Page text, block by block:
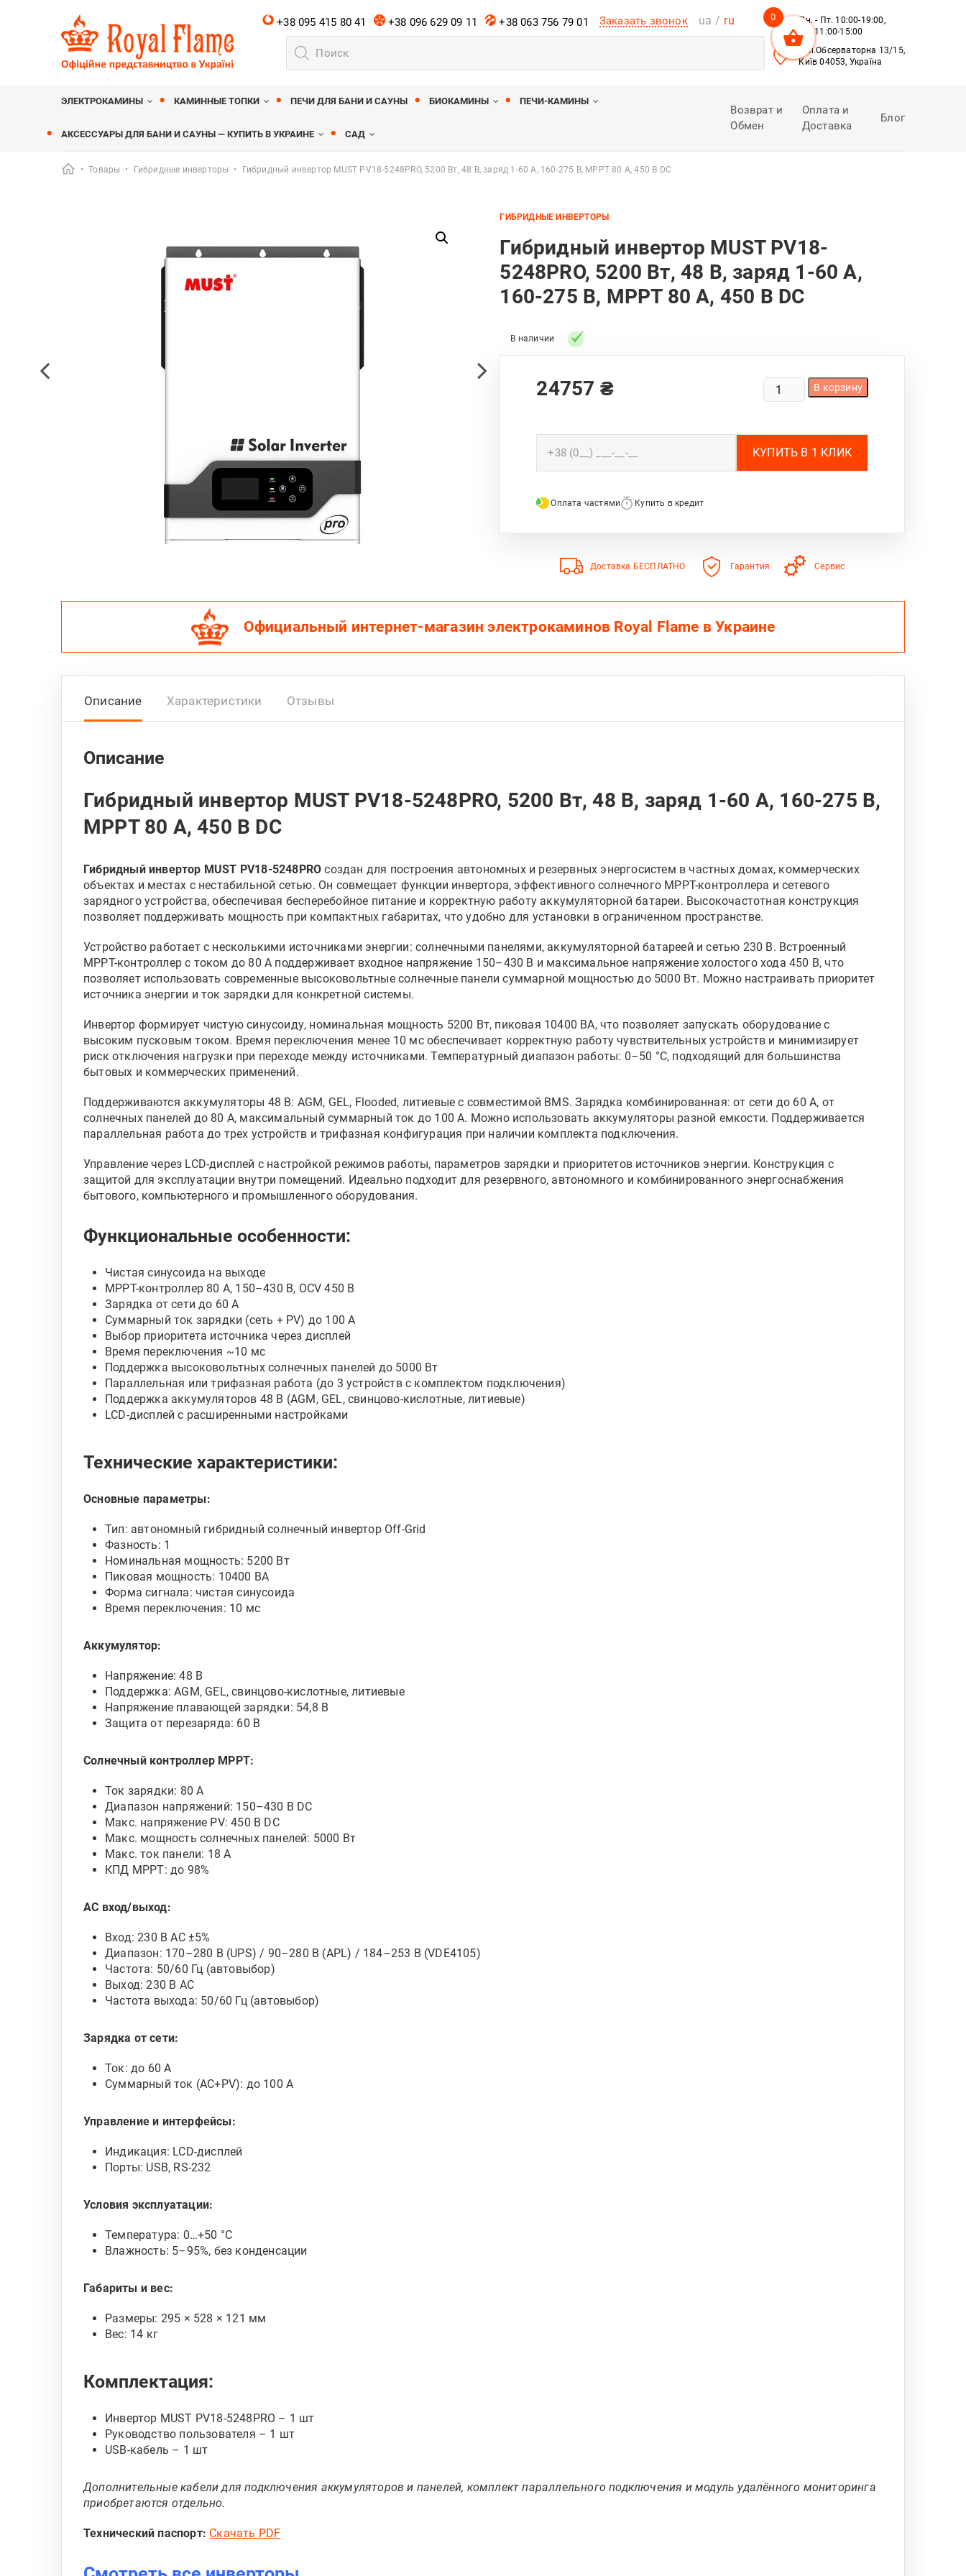
+38 095 415 80 41 +38 096 629 09 11 +38 063 756 79 01 Заказать звонок ua
ru
Поиск
товаров
Пн. - Пт. 10:00-19:00,
Сб. 11:00-15:00
вул.Обсерваторна 13/15,
Київ 04053, Україна
Возврат и
Обмен
Оплата и
Доставка
Блог
ЭЛЕКТРОКАМИНЫ КАМИННЫЕ ТОПКИ ПЕЧИ ДЛЯ БАНИ И САУНЫ БИОКАМИНЫ ПЕЧИ-КАМИНЫ
АКСЕССУАРЫ ДЛЯ БАНИ И САУНЫ — КУПИТЬ В УКРАИНЕ САД
• Товары • Гибридные инверторы • Гибридный инвертор MUST PV18-5248PRO, 5200 Вт, 48 В, заряд 1-60 А, 160-275 В, MPPT 80 А, 450 В DC
ГИБРИДНЫЕ ИНВЕРТОРЫ
Гибридный инвертор MUST PV18-
5248PRO, 5200 Вт, 48 В, заряд 1-60 А,
160-275 В, MPPT 80 А, 450 В DC
В наличии
24757 ₴
КОЛИЧЕСТВО
ТОВАРА
ИНВЕРТОР
MUST
ЗАРЯД
1-
А,
160-
В,
В корзину
Оплата частями Купить в кредит
Доставка БЕСПЛАТНО Гарантия Сервис
Официальный интернет-магазин электрокаминов Royal Flame в Украине
Описание Характеристики Отзывы
Описание
Гибридный инвертор MUST PV18-5248PRO, 5200 Вт, 48 В, заряд 1-60 А, 160-275 В,
MPPT 80 А, 450 В DC
Гибридный инвертор MUST PV18-5248PRO создан для построения автономных и резервных энергосистем в частных домах, коммерческих
объектах и местах с нестабильной сетью. Он совмещает функции инвертора, эффективного солнечного MPPT-контроллера и сетевого
зарядного устройства, обеспечивая бесперебойное питание и корректную работу аккумуляторной батареи. Высокочастотная конструкция
позволяет поддерживать мощность при компактных габаритах, что удобно для установки в ограниченном пространстве.
Устройство работает с несколькими источниками энергии: солнечными панелями, аккумуляторной батареей и сетью 230 В. Встроенный
MPPT-контроллер с током до 80 А поддерживает входное напряжение 150–430 В и максимальное напряжение холостого хода 450 В, что
позволяет использовать современные высоковольтные солнечные панели суммарной мощностью до 5000 Вт. Можно настраивать приоритет
источника энергии и ток зарядки для конкретной системы.
Инвертор формирует чистую синусоиду, номинальная мощность 5200 Вт, пиковая 10400 ВА, что позволяет запускать оборудование с
высоким пусковым током. Время переключения менее 10 мс обеспечивает корректную работу чувствительных устройств и минимизирует
риск отключения нагрузки при переходе между источниками. Температурный диапазон работы: 0–50 °C, подходящий для большинства
бытовых и коммерческих применений.
Поддерживаются аккумуляторы 48 В: AGM, GEL, Flooded, литиевые с совместимой BMS. Зарядка комбинированная: от сети до 60 А, от
солнечных панелей до 80 А, максимальный суммарный ток до 100 А. Можно использовать аккумуляторы разной емкости. Поддерживается
параллельная работа до трех устройств и трифазная конфигурация при наличии комплекта подключения.
Управление через LCD-дисплей с настройкой режимов работы, параметров зарядки и приоритетов источников энергии. Конструкция с
защитой для эксплуатации внутри помещений. Идеально подходит для резервного, автономного и комбинированного энергоснабжения
бытового, компьютерного и промышленного оборудования.
Функциональные особенности:
Чистая синусоида на выходе
MPPT-контроллер 80 А, 150–430 В, OCV 450 В
Зарядка от сети до 60 А
Суммарный ток зарядки (сеть + PV) до 100 А
Выбор приоритета источника через дисплей
Время переключения ~10 мс
Поддержка высоковольтных солнечных панелей до 5000 Вт
Параллельная или трифазная работа (до 3 устройств с комплектом подключения)
Поддержка аккумуляторов 48 В (AGM, GEL, свинцово-кислотные, литиевые)
LCD-дисплей с расширенными настройками
Технические характеристики:
Основные параметры:
Тип: автономный гибридный солнечный инвертор Off-Grid
Фазность: 1
Номинальная мощность: 5200 Вт
Пиковая мощность: 10400 ВА
Форма сигнала: чистая синусоида
Время переключения: 10 мс
Аккумулятор:
Напряжение: 48 В
Поддержка: AGM, GEL, свинцово-кислотные, литиевые
Напряжение плавающей зарядки: 54,8 В
Защита от перезаряда: 60 В
Солнечный контроллер MPPT:
Ток зарядки: 80 А
Диапазон напряжений: 150–430 В DC
Макс. напряжение PV: 450 В DC
Макс. мощность солнечных панелей: 5000 Вт
Макс. ток панели: 18 А
КПД MPPT: до 98%
AC вход/выход:
Вход: 230 В AC ±5%
Диапазон: 170–280 В (UPS) / 90–280 В (APL) / 184–253 В (VDE4105)
Частота: 50/60 Гц (автовыбор)
Выход: 230 В AC
Частота выхода: 50/60 Гц (автовыбор)
Зарядка от сети:
Ток: до 60 А
Суммарный ток (AC+PV): до 100 А
Управление и интерфейсы:
Индикация: LCD-дисплей
Порты: USB, RS-232
Условия эксплуатации:
Температура: 0…+50 °C
Влажность: 5–95%, без конденсации
Габариты и вес:
Размеры: 295 × 528 × 121 мм
Вес: 14 кг
Комплектация:
Инвертор MUST PV18-5248PRO – 1 шт
Руководство пользователя – 1 шт
USB-кабель – 1 шт
Дополнительные кабели для подключения аккумуляторов и панелей, комплект параллельного подключения и модуль удалённого мониторинга
приобретаются отдельно.
Технический паспорт: Скачать PDF
0